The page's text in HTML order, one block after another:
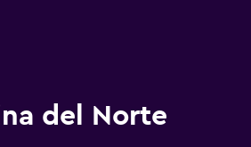
del Norte